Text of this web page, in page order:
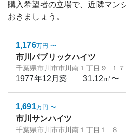
購入希望者の立場で、近隣マン
おきましょう。
1,176万円 〜
市川パブリックハイツ
千葉県市川市市川南１丁目９−１７
1977年12月築 31.12㎡〜
1,691万円 〜
市川サンハイツ
千葉県市川市市川南１丁目１−８